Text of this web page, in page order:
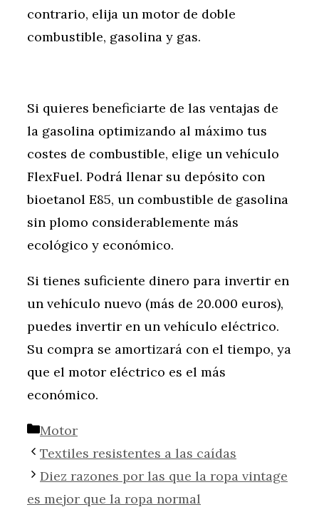
contrario, elija un motor de doble
combustible, gasolina y gas.
Si quieres beneficiarte de las ventajas de
la gasolina optimizando al máximo tus
costes de combustible, elige un vehículo
FlexFuel. Podrá llenar su depósito con
bioetanol E85, un combustible de gasolina
sin plomo considerablemente más
ecológico y económico.
Si tienes suficiente dinero para invertir en
un vehículo nuevo (más de 20.000 euros),
puedes invertir en un vehículo eléctrico.
Su compra se amortizará con el tiempo, ya
que el motor eléctrico es el más
económico.
Categorías
Motor
Textiles resistentes a las caídas
Diez razones por las que la ropa vintage
es mejor que la ropa normal